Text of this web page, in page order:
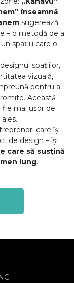
înseamnă
sugerează
– o metodă de a
spațiu care o
spațiilor,
vizuală,
pentru a
Această
fie mai ușor de
care își
de design – își
care să susțină
lung.